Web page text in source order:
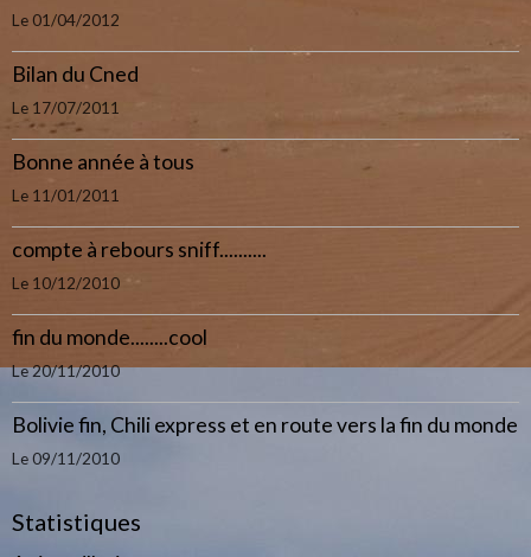
Le 01/04/2012
Bilan du Cned
Le 17/07/2011
Bonne année à tous
Le 11/01/2011
compte à rebours sniff..........
Le 10/12/2010
fin du monde........cool
Le 20/11/2010
Bolivie fin, Chili express et en route vers la fin du monde
Le 09/11/2010
Statistiques